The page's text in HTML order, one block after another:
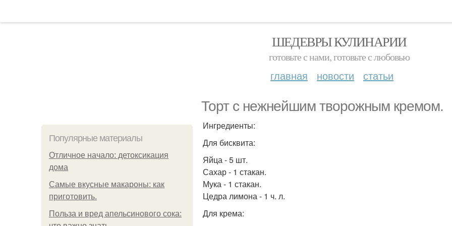
ШЕДЕВРЫ КУЛИНАРИИ
готовьте с нами, готовьте с любовью
главная новости статьи
Торт с нежнейшим творожным кремом.
Популярные материалы
Отличное начало: детоксикация
дома
Самые вкусные макароны: как
приготовить.
Польза и вред апельсинового сока:
Ингредиенты:
Для бисквита:
Яйца - 5 шт.
Сахар - 1 стакан.
Мука - 1 стакан.
Цедра лимона - 1 ч. л.
Для крема: